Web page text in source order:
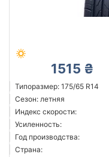
1515 ₴
Типоразмер: 175/65 R14
Сезон: летняя
Индекс скорости:
Усиленность:
Год производства:
Страна: